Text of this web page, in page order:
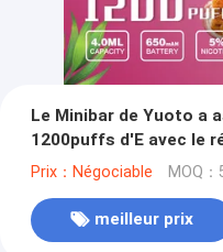
Le Minibar de Yuoto a
1200puffs d'E avec le
pétrole évident
Prix：Négociable MOQ：
meilleur prix